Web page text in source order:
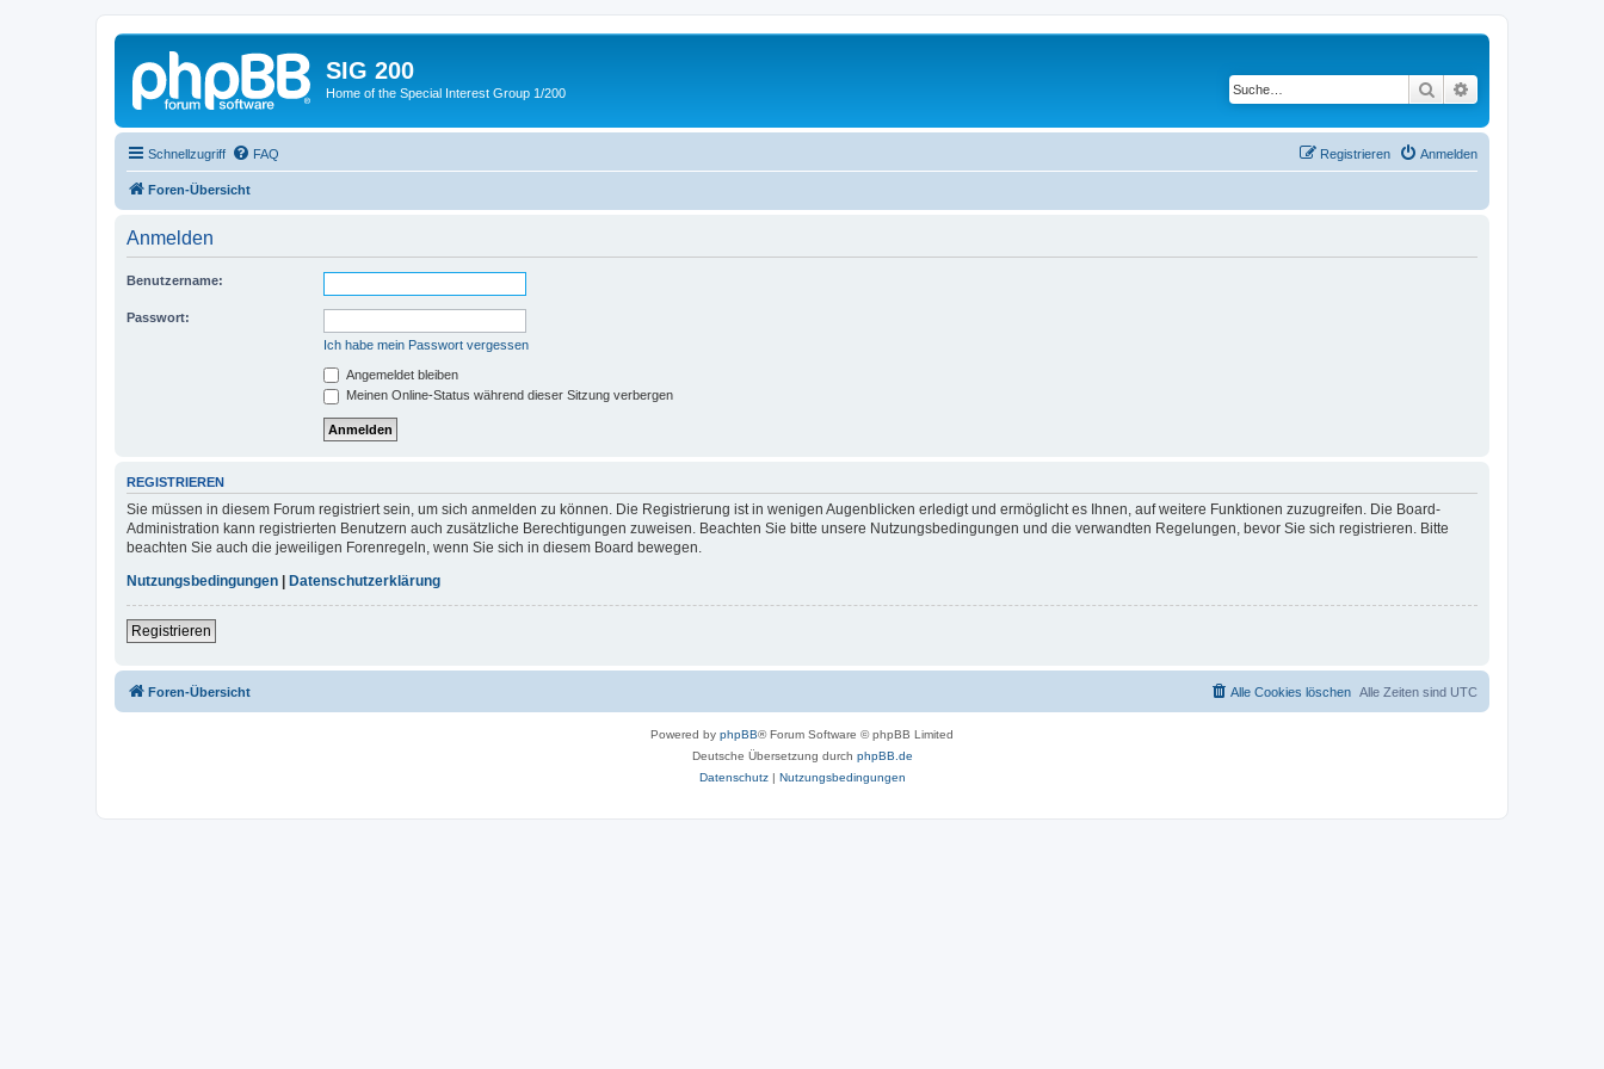
SIG 200
Home of the Special Interest Group 1/200 Suche
Schnellzugriff FAQ Anmelden
Registrieren
Foren-Übersicht
Anmelden
Benutzername:
Passwort:
Ich habe mein Passwort vergessen
Angemeldet bleiben
Meinen Online-Status während dieser Sitzung verbergen
REGISTRIEREN
Sie müssen in diesem Forum registriert sein, um sich anmelden zu können. Die Registrierung ist in wenigen Augenblicken erledigt und ermöglicht es Ihnen, auf weitere Funktionen zuzugreifen. Die Board-
Administration kann registrierten Benutzern auch zusätzliche Berechtigungen zuweisen. Beachten Sie bitte unsere Nutzungsbedingungen und die verwandten Regelungen, bevor Sie sich registrieren. Bitte
beachten Sie auch die jeweiligen Forenregeln, wenn Sie sich in diesem Board bewegen.
Nutzungsbedingungen
Datenschutzerklärung
Registrieren
Foren-Übersicht Alle Zeiten sind UTC
Alle Cookies löschen
Powered by phpBB® Forum Software © phpBB Limited
Deutsche Übersetzung durch phpBB.de
Datenschutz| Nutzungsbedingungen